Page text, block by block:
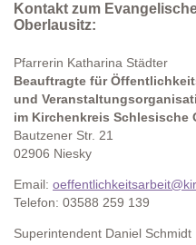
Kontakt zum
Oberlausitz:
Pfarrerin Katharina Städter
Beauftragte für
und
im Kirchenkreis Schlesische
Bautzener Str. 21
02906 Niesky
Email:
Telefon: 03588 259 139
Superintendent Daniel Schmidt